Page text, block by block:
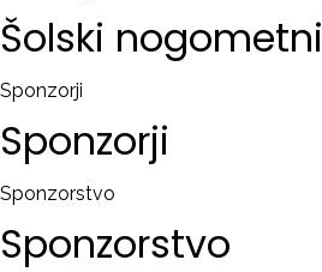
Šolski nogometni
Sponzorji
Sponzorji
Sponzorstvo
Sponzorstvo